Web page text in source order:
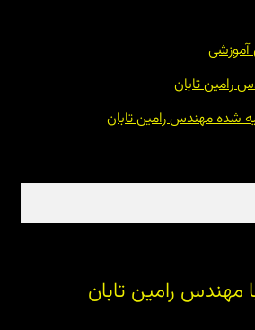
آموزشی
رامین تابان
شده مهندس رامین تابان
مهندس رامین تابان